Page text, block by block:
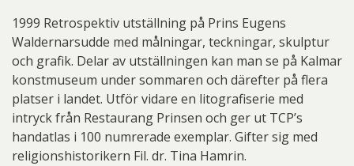
1999 Retrospektiv utställning på Prins Eugens
Waldernarsudde med målningar, teckningar, skulptur
och grafik. Delar av utställningen kan man se på Kalmar
konstmuseum under sommaren och därefter på flera
platser i landet. Utför vidare en litografiserie med
intryck från Restaurang Prinsen och ger ut TCP’s
handatlas i 100 numrerade exemplar. Gifter sig med
religionshistorikern Fil. dr. Tina Hamrin.